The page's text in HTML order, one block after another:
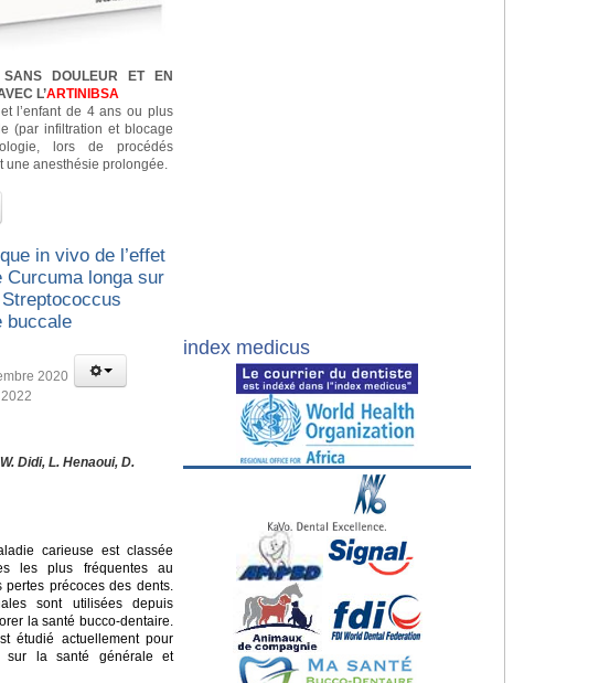
SANS DOULEUR ET EN
L’ARTINIBSA
l’enfant de 4 ans ou plus
(par infiltration et blocage
lors de procédés
une anesthésie prolongée.
in vivo de l’effet
Curcuma longa sur
buccale
2020
Didi, L. Henaoui, D.
carieuse est classée
les plus fréquentes au
précoces des dents.
sont utilisées depuis
la santé bucco-dentaire.
étudié actuellement pour
sur la santé générale et
index medicus